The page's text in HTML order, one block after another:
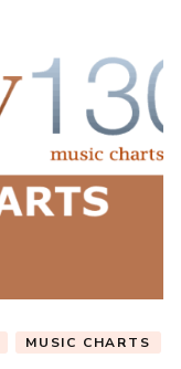
MUSIC CHARTS